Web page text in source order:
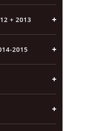
+ 2013
2015